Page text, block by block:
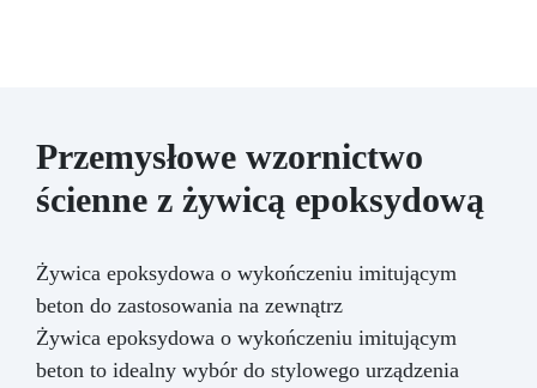
Przemysłowe wzornictwo
ścienne z żywicą epoksydową
Żywica epoksydowa o wykończeniu imitującym
beton do zastosowania na zewnątrz
Żywica epoksydowa o wykończeniu imitującym
beton to idealny wybór do stylowego urządzenia